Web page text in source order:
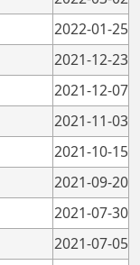
2021-07-05
2021-06-04
2021-04-30
2021-03-29
2021-03-05
2021-01-25
2020-09-08
2020-06-30
2020-06-03
2020-05-01